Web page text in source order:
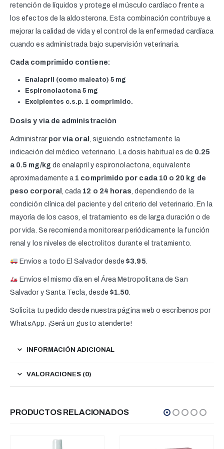
retención de líquidos y protege el músculo cardíaco frente a
los efectos de la aldosterona. Esta combinación contribuye a
mejorar la calidad de vida y el control de la enfermedad cardíaca
cuando es administrada bajo supervisión veterinaria.
Cada comprimido contiene:
Enalapril (como maleato) 5 mg
Espironolactona 5 mg
Excipientes c.s.p. 1 comprimido.
Dosis y vía de administración
Administrar por vía oral
, siguiendo estrictamente la
indicación del médico veterinario. La dosis habitual es de 0.25
a 0.5 mg/kg de enalapril y espironolactona, equivalente
aproximadamente a 1 comprimido por cada 10 o 20 kg de
peso corporal
, cada 12 o 24 horas , dependiendo de la
condición clínica del paciente y del criterio del veterinario. En la
mayoría de los casos, el tratamiento es de larga duración o de
por vida. Se recomienda monitorear periódicamente la función
renal y los niveles de electrolitos durante el tratamiento.
Envíos a todo El Salvador desde$3.95
Envíos el mismo día en el Área Metropolitana de San
Salvador y Santa Tecla, desde$1.50
Solicita tu pedido desde nuestra página web o escríbenos por
WhatsApp. ¡Será un gusto atenderte!
INFORMACIÓN ADICIONAL
VALORACIONES (0)
PRODUCTOS RELACIONADOS